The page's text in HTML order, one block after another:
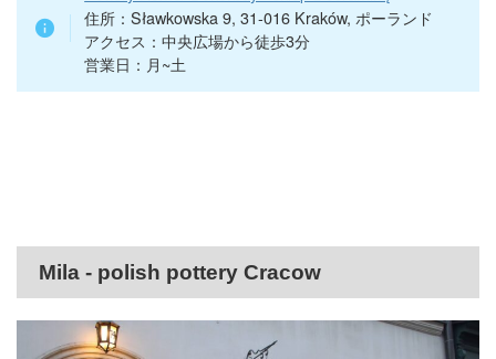
住所：Sławkowska 9, 31-016 Kraków, ポーランド
アクセス：中央広場から徒歩3分
営業日：月~土
Mila - polish pottery Cracow